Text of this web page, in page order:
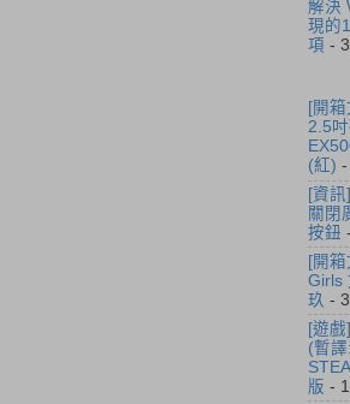
解決
現的
項 -
[開箱
2.5
(紅) -
[資
關閉
按鈕
[開
Girls
玖 -
[遊
(暫
版 -